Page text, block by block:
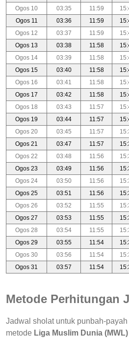
Ogos 10
03:35 11:59
Ogos 11
03:36 11:59
Ogos 12
03:37 11:59
Ogos 13
03:38 11:58
Ogos 14
03:39 11:58
Ogos 15
03:40 11:58
Ogos 16
03:41 11:58
Ogos 17
03:42 11:58
Ogos 18
03:43 11:57
Ogos 19
03:44 11:57
Ogos 20
03:45 11:57
Ogos 21
03:47 11:57
Ogos 22
03:48 11:56
Ogos 23
03:49 11:56
Ogos 24
03:50 11:56
Ogos 25
03:51 11:56
Ogos 26
03:52 11:55
Ogos 27
03:53 11:55
Ogos 28
03:54 11:55
Ogos 29
03:55 11:54
Ogos 30
03:56 11:54
Ogos 31
03:57 11:54
Metode Perhitungan
Jadwal sholat untuk punbah-
metode Liga Muslim Dunia (MWL)